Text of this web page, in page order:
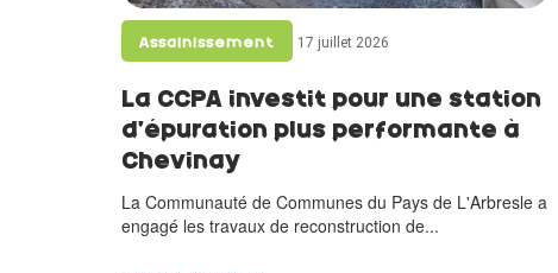
Assainissement 17 juillet 2026
La CCPA investit pour une station
d’épuration plus performante à
Chevinay
La Communauté de Communes du Pays de L'Arbresle a
engagé les travaux de reconstruction de...